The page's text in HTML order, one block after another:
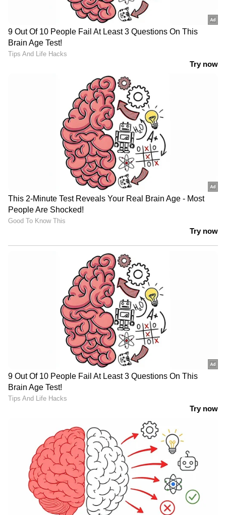
പ്രവചാനാതീതം
എവറസ്റ്റിൽ ഹിമപാതങ്ങൾ ഒരു സ്ഥിരം
ഭീഷണിയാണ്, പ്രത്യേകിച്ചും കയറ്റം
കയറുമ്പോൾ അപ്രതീക്ഷിതമായുണ്ടാകുന്ന
കൊടുക്കാറ്റ് വലിയ അപകടത്തിന്
കാരണമാകുന്നു. ശക്തമായ കാറ്റ് ചരിവുകളിൽ
വന്ന് അടിക്കുമ്പോൾ പരിചയസമ്പന്നരായ
പർവതാരോഹകർക്ക് പോലും മുന്നോട്ടുള്ള
യാത്ര തടസപ്പെടുമെന്നും റിപ്പോർട്ടിൽ പറയുന്നു.
എന്നാൽ. ഇത്തവണ അത്തരം
റിപ്പോര്‍ട്ടിൽ പറയുന്നു. അതേസമയം
പർവ്വതാരോഹകരുടെ ചില ഉപകരണങ്ങൾ
നശിപ്പിക്കപ്പെട്ടെന്നും ചിലർക്ക് അസ്വസ്ഥത
അനുഭവപ്പെട്ടെന്നും റിപ്പോര്‍ട്ടിൽ പറയുന്നു.
എത്രമാത്രം സുരക്ഷാ മുൻ കരുതലുണ്ടെങ്കിലും
എവറസ്റ്റ് യാത്ര അത്യന്തം അപകടം നിറഞ്ഞ
ഒരു ട്രക്കിംഗാണ്. ഹിമാലയൻ യാത്രയിൽ
ഇതിനകം ആയിരക്കണക്കിനാളുകളാണ്
മരണമടഞ്ഞിട്ടുള്ളത്.